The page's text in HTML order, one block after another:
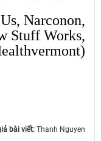
Narconon,
Stuff Works,
bài viết: Thanh Nguyen